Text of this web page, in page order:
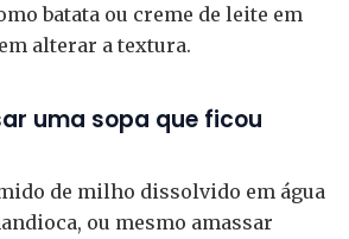
batata ou creme de leite em
alterar a textura.
uma sopa que ficou
de milho dissolvido em água
ou mesmo amassar